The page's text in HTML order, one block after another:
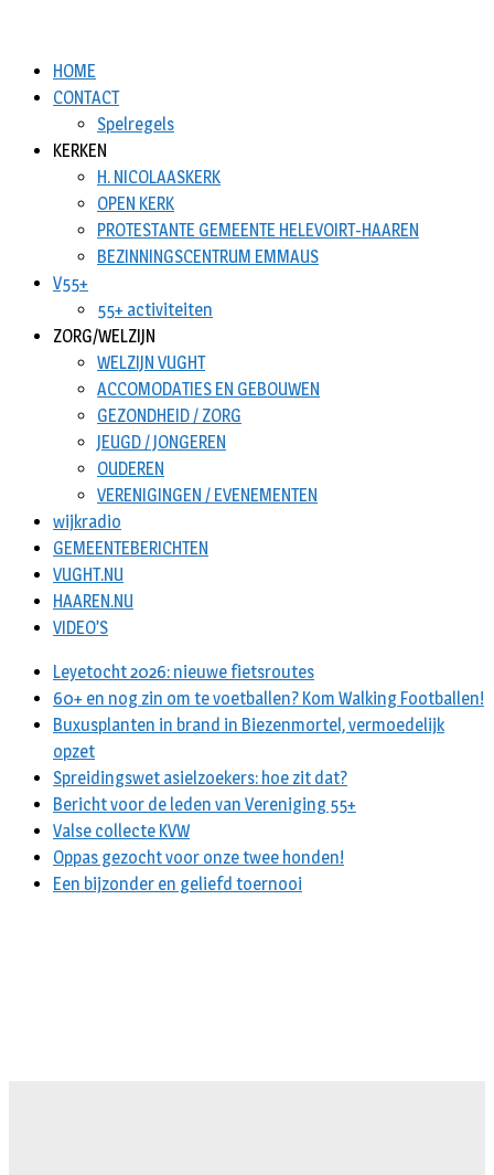
HOME
CONTACT
Spelregels
KERKEN
H. NICOLAASKERK
OPEN KERK
PROTESTANTE GEMEENTE HELEVOIRT-HAAREN
BEZINNINGSCENTRUM EMMAUS
V55+
55+ activiteiten
ZORG/WELZIJN
WELZIJN VUGHT
ACCOMODATIES EN GEBOUWEN
GEZONDHEID / ZORG
JEUGD / JONGEREN
OUDEREN
VERENIGINGEN / EVENEMENTEN
wijkradio
GEMEENTEBERICHTEN
VUGHT.NU
HAAREN.NU
VIDEO’S
Leyetocht 2026: nieuwe fietsroutes
60+ en nog zin om te voetballen? Kom Walking Footballen!
Buxusplanten in brand in Biezenmortel, vermoedelijk
opzet
Spreidingswet asielzoekers: hoe zit dat?
Bericht voor de leden van Vereniging 55+
Valse collecte KVW
Oppas gezocht voor onze twee honden!
Een bijzonder en geliefd toernooi